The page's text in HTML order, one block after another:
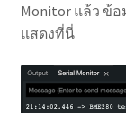
Monitor แล้ว ข้
แสดงที่นี่